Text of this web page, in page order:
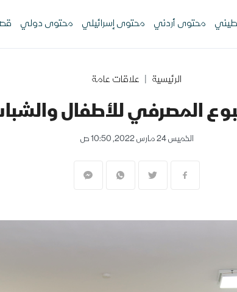
محتوى أردني محتوى إسرائيلي محتوى دولي
الرئيسية علاقات عامة
المصرفي للأطفال والشباب
الخميس 24 مارس 2022, 10:50 ص